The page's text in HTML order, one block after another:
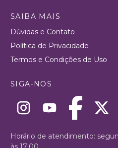
SAIBA MAIS
Dúvidas e Contato
Política de Privacidade
Termos e Condições de Uso
SIGA-NOS
Horário de atendimento: